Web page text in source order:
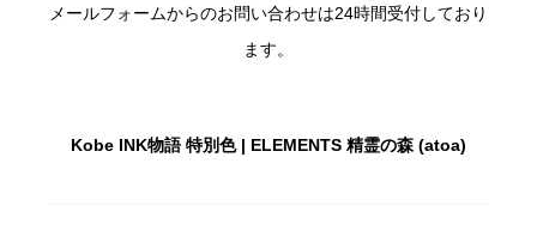
メールフォームからのお問い合わせは24時間受付しており
ます。
Kobe INK物語 特別色 | ELEMENTS 精霊の森 (atoa)